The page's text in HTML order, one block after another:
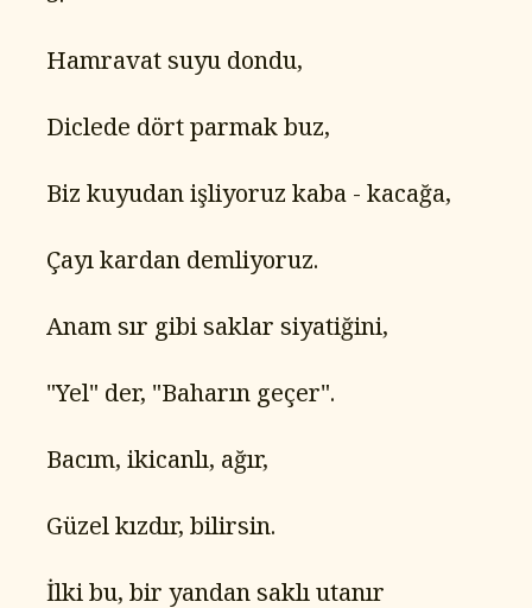
   Hamravat suyu dondu,
   Diclede dört parmak buz,
   Biz kuyudan işliyoruz kaba - kacağa,
   Çayı kardan demliyoruz.
   Anam sır gibi saklar siyatiğini,
   "Yel" der, "Baharın geçer".
   Bacım, ikicanlı, ağır,
   Güzel kızdır, bilirsin.
   İlki bu, bir yandan saklı utanır